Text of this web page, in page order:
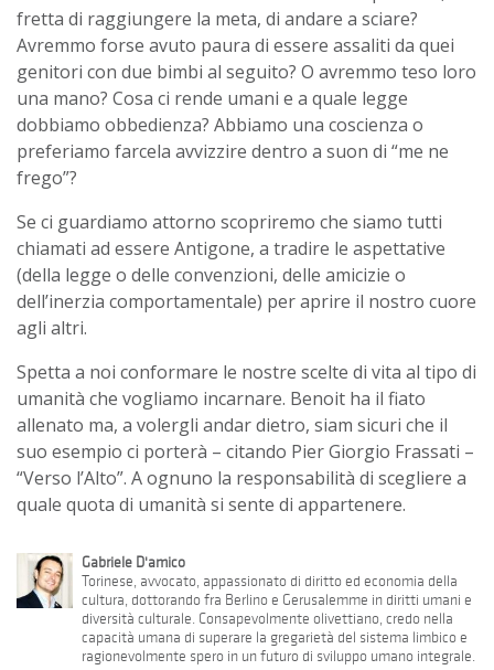
fretta di raggiungere la meta, di andare a sciare?
Avremmo forse avuto paura di essere assaliti da quei
genitori con due bimbi al seguito? O avremmo teso loro
una mano? Cosa ci rende umani e a quale legge
dobbiamo obbedienza? Abbiamo una coscienza o
preferiamo farcela avvizzire dentro a suon di “me ne
frego”?
Se ci guardiamo attorno scopriremo che siamo tutti
chiamati ad essere Antigone, a tradire le aspettative
(della legge o delle convenzioni, delle amicizie o
dell’inerzia comportamentale) per aprire il nostro cuore
agli altri.
Spetta a noi conformare le nostre scelte di vita al tipo di
umanità che vogliamo incarnare. Benoit ha il fiato
allenato ma, a volergli andar dietro, siam sicuri che il
suo esempio ci porterà – citando Pier Giorgio Frassati –
“Verso l’Alto”. A ognuno la responsabilità di scegliere a
quale quota di umanità si sente di appartenere.
Gabriele D'amico
Torinese, avvocato, appassionato di diritto ed economia della
cultura, dottorando fra Berlino e Gerusalemme in diritti umani e
diversità culturale. Consapevolmente olivettiano, credo nella
capacità umana di superare la gregarietà del sistema limbico e
ragionevolmente spero in un futuro di sviluppo umano integrale.